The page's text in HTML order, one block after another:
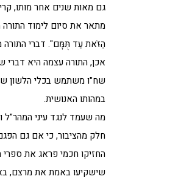
גם מאות שנים אחר מותו,
מתאר את סיום לימוד
הַזֹּאת עַד תֻּמָּם". דברי התורה
אכן, התורה עצמה היא דברי
שח"ו משתמש בכלי הלשון
במהותו האנושית.
מה שעמד לנגד עיני המהר"ל
חלק מהציבור, כי אם גם
החזיקו חכמי פראג את
שישקיעו באמת את מרצם,